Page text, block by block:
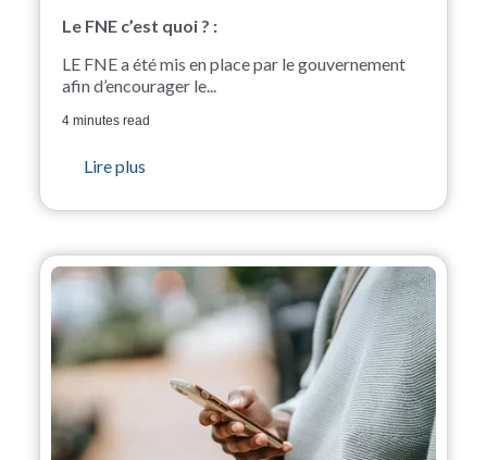
Le FNE c’est quoi ? :
LE FNE a été mis en place par le gouvernement
afin d’encourager le...
4 minutes read
Lire plus